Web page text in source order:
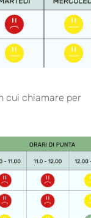
cui chiamare per